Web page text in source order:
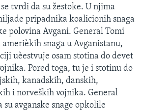
tvrdi da su žestoke. U njima
pripadnika koalicionih snaga
polovina Avgani. General Tomi
snaga u Avganistanu,
uèestvuje osam stotina do devet
Pored toga, tu je i stotinu do
kanadskih, danskih,
i norveških vojnika. General
su avganske snage opkolile